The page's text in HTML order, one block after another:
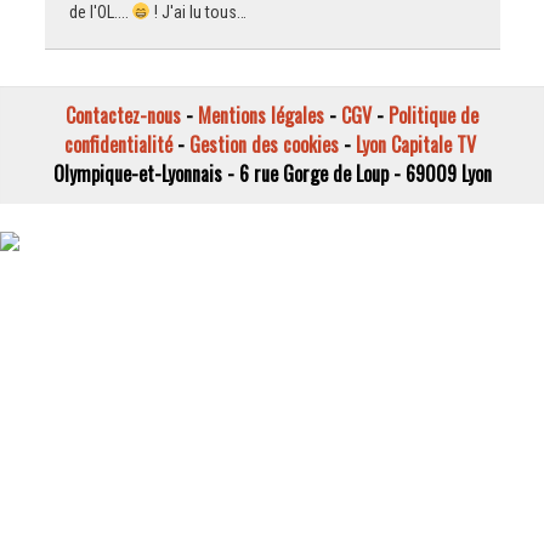
de l'OL....
! J'ai lu tous…
Contactez-nous - Mentions légales - CGV- Politique de
confidentialité- Gestion des cookies- Lyon Capitale TV
Olympique-et-Lyonnais - 6 rue Gorge de Loup - 69009 Lyon